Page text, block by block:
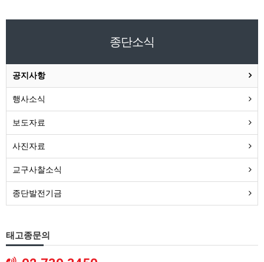
종단소식
공지사항
행사소식
보도자료
사진자료
교구사찰소식
종단발전기금
태고종문의